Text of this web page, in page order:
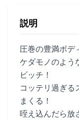
説明
圧巻の豊満ボデ
ケダモノのよう
ビッチ！
コッテリ過ぎる
まくる！
咥え込んだら放